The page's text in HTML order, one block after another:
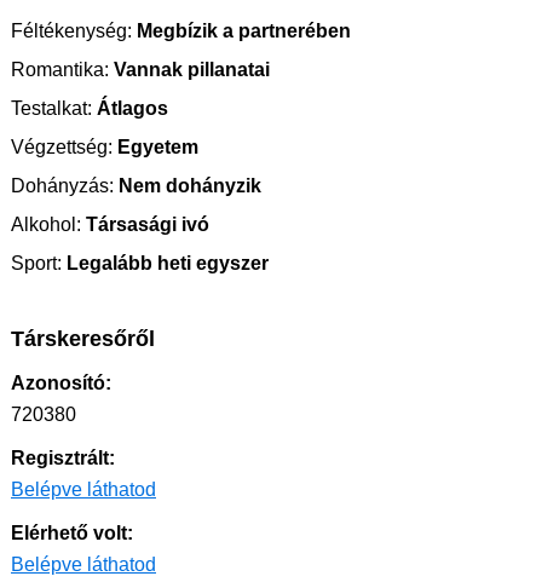
Féltékenység: Megbízik a partnerében
Romantika: Vannak pillanatai
Testalkat: Átlagos
Végzettség: Egyetem
Dohányzás: Nem dohányzik
Alkohol: Társasági ivó
Sport: Legalább heti egyszer
Társkeresőről
Azonosító:
720380
Regisztrált:
Belépve láthatod
Elérhető volt:
Belépve láthatod